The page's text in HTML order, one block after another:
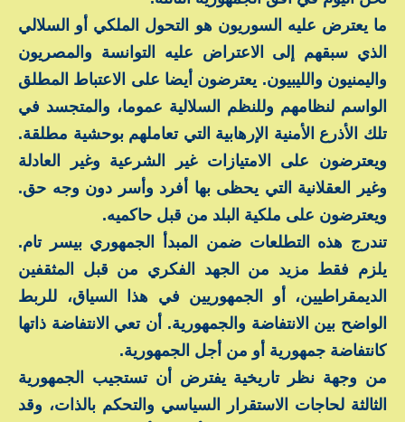
ما يعترض عليه السوريون هو التحول الملكي أو السلالي
الذي سبقهم إلى الاعتراض عليه التوانسة والمصريون
واليمنيون والليبيون. يعترضون أيضا على الاعتباط المطلق
الواسم لنظامهم وللنظم السلالية عموما، والمتجسد في
تلك الأذرع الأمنية الإرهابية التي تعاملهم بوحشية مطلقة.
ويعترضون على الامتيازات غير الشرعية وغير العادلة
وغير العقلانية التي يحظى بها أفرد وأسر دون وجه حق.
ويعترضون على ملكية البلد من قبل حاكميه.
تندرج هذه التطلعات ضمن المبدأ الجمهوري بيسر تام.
يلزم فقط مزيد من الجهد الفكري من قبل المثقفين
الديمقراطيين، أو الجمهوريين في هذا السياق، للربط
الواضح بين الانتفاضة والجمهورية. أن تعي الانتفاضة ذاتها
كانتفاضة جمهورية أو من أجل الجمهورية.
من وجهة نظر تاريخية يفترض أن تستجيب الجمهورية
الثالثة لحاجات الاستقرار السياسي والتحكم بالذات، وقد